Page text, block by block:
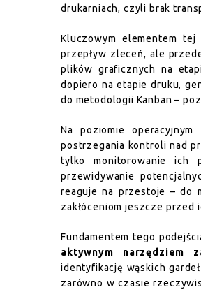
drukarniach, czyli brak
Kluczowym elementem
przepływ zleceń, ale
plików graficznych na
dopiero na etapie druku,
do metodologii Kanban –
Na poziomie
postrzegania kontroli nad
tylko monitorowanie ich
przewidywanie
reaguje na przestoje – do
zakłóceniom jeszcze przed
Fundamentem tego
aktywnym narzędziem
identyfikację wąskich
zarówno w czasie